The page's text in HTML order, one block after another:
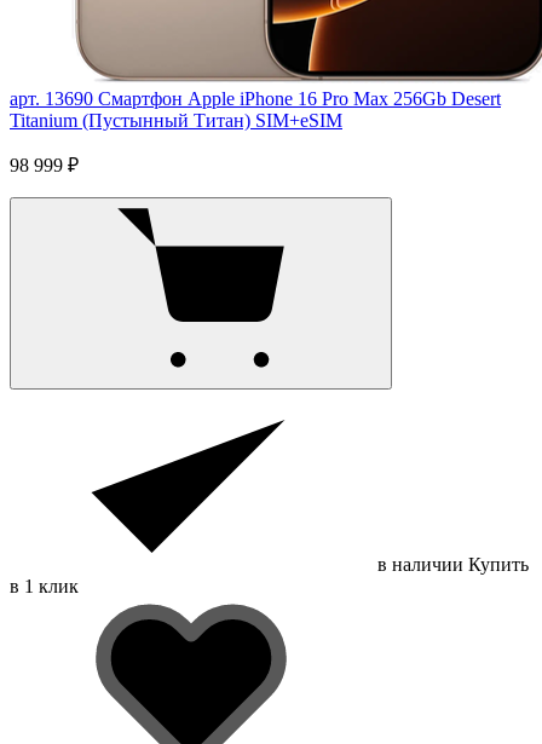
арт. 13690 Смартфон Apple iPhone 16 Pro Max 256Gb Desert
Titanium (Пустынный Титан) SIM+eSIM
98 999 ₽
в наличии Купить
в 1 клик